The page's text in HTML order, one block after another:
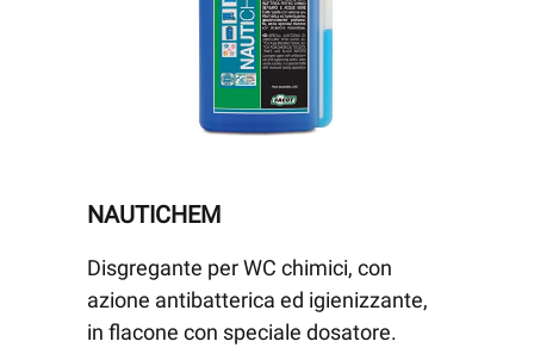
NAUTICHEM
Disgregante per WC chimici, con
azione antibatterica ed igienizzante,
in flacone con speciale dosatore.